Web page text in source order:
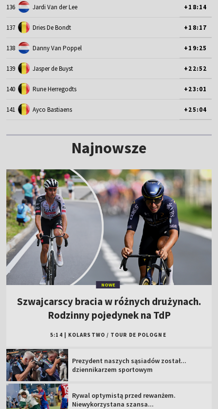
136 Jardi Van der Lee +18:14
137 Dries De Bondt +18:17
138 Danny Van Poppel +19:25
139 Jasper de Buyst +22:52
140 Rune Herregodts +23:01
141 Ayco Bastiaens +25:04
Najnowsze
NOWE
Szwajcarscy bracia w różnych drużynach.
Rodzinny pojedynek na TdP
5:14 KOLARSTWO / TOUR DE POLOGNE
Prezydent naszych sąsiadów został...
dziennikarzem sportowym
Rywal optymistą przed rewanżem.
Niewykorzystana szansa...